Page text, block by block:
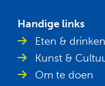
Handige links
Eten & drinken
Kunst &
Om te doen